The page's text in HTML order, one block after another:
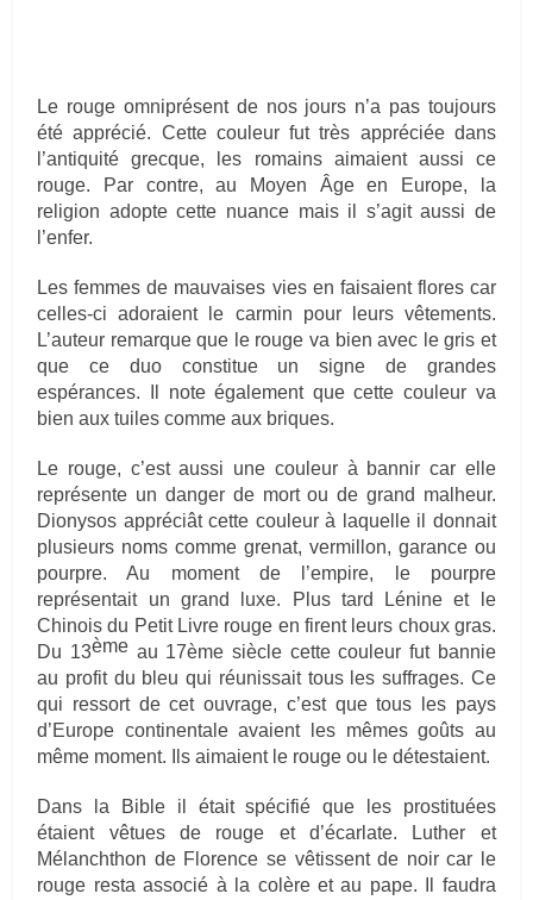
Le rouge omniprésent de nos jours n’a pas toujours
été apprécié. Cette couleur fut très appréciée dans
l’antiquité grecque, les romains aimaient aussi ce
rouge. Par contre, au Moyen Âge en Europe, la
religion adopte cette nuance mais il s’agit aussi de
l’enfer.
Les femmes de mauvaises vies en faisaient flores car
celles-ci adoraient le carmin pour leurs vêtements.
L’auteur remarque que le rouge va bien avec le gris et
que ce duo constitue un signe de grandes
espérances. Il note également que cette couleur va
bien aux tuiles comme aux briques.
Le rouge, c’est aussi une couleur à bannir car elle
représente un danger de mort ou de grand malheur.
Dionysos appréciât cette couleur à laquelle il donnait
plusieurs noms comme grenat, vermillon, garance ou
pourpre. Au moment de l’empire, le pourpre
représentait un grand luxe. Plus tard Lénine et le
Chinois du Petit Livre rouge en firent leurs choux gras.
Du 13èmeau 17ème siècle cette couleur fut bannie
au profit du bleu qui réunissait tous les suffrages. Ce
qui ressort de cet ouvrage, c’est que tous les pays
d’Europe continentale avaient les mêmes goûts au
même moment. Ils aimaient le rouge ou le détestaient.
Dans la Bible il était spécifié que les prostituées
étaient vêtues de rouge et d’écarlate. Luther et
Mélanchthon de Florence se vêtissent de noir car le
rouge resta associé à la colère et au pape. Il faudra